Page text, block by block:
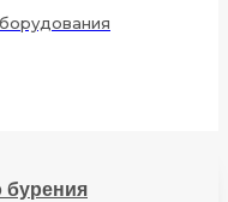
бурения